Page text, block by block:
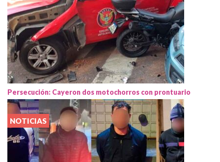
Persecución: Cayeron dos motochorros con prontuario
NOTICIAS